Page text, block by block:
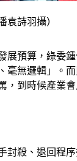
袁詩羽攝）
預算，綠
無邏輯」
到時候產業會
殺、退回